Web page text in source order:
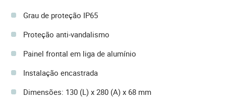
Grau de proteção IP65
Proteção anti-vandalismo
Painel frontal em liga de alumínio
Instalação encastrada
Dimensões: 130 (L) x 280 (A) x 68 mm